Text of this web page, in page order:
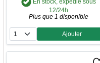
12/24h
Plus que 1 disponible
Quantité
Ajouter